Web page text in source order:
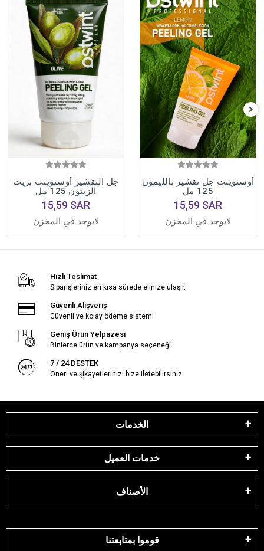
جل التقشير أوستوينت بزيت
الزيتون 125 مل
15,59 SAR
لايوجد في المخزن
أوستوينت جل تقشير بالليمون
125 مل
15,59 SAR
لايوجد في المخزن
Hızlı Teslimat
Siparişleriniz en kısa sürede elinize ulaşır.
Güvenli Alışveriş
Güvenli ve kolay ödeme sistemi
Geniş Ürün Yelpazesi
Binlerce ürün ve kampanya seçeneği
7 / 24 DESTEK
Öneri ve şikayetlerinizi bize iletebilirsiniz.
الخدمات
خدمات العميل
الأصناف
قوموا بمتابعتنا